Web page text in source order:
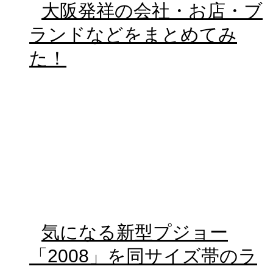
大阪発祥の会社・お店・ブ
ランドなどをまとめてみ
た！
気になる新型プジョー
「2008」を同サイズ帯のラ